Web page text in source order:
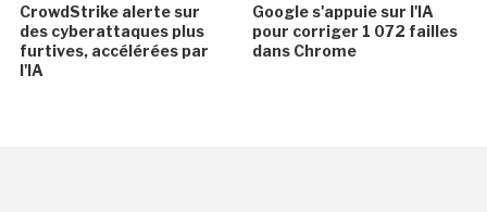
CrowdStrike alerte sur
des cyberattaques plus
furtives, accélérées par
l'IA
Google s'appuie sur l'IA
pour corriger 1 072 failles
dans Chrome